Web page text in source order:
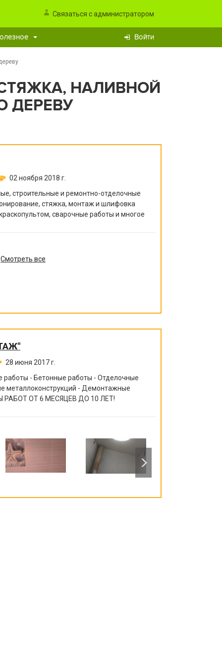
Связаться с администратором
Войти
НАЛИВНОЙ
ДЕРЕВУ
02 ноября 2018 г.
строительные и ремонтно-отделочные
стяжка, монтаж и шлифовка
сварочные работы и многое
Смотреть все
28 июня 2017 г.
- Бетонные работы - Отделочные
металлоконструкций - Демонтажные
РАБОТ ОТ 6 МЕСЯЦЕВ ДО 10 ЛЕТ!